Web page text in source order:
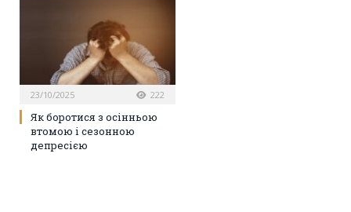
23/10/2025 222
Як боротися з осінньою
втомою і сезонною
депресією